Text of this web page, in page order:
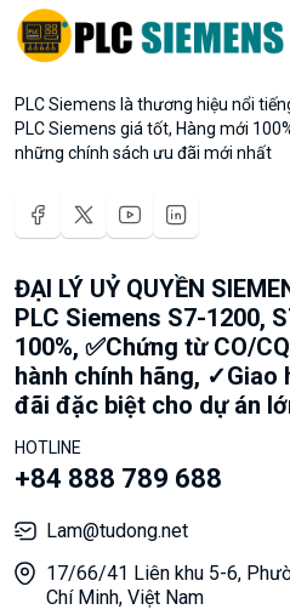
PLC Siemens là thương hiệu nổi
PLC Siemens giá tốt, Hàng mới
những chính sách ưu đãi mới nhất
ĐẠI LÝ UỶ QUYỀN
PLC Siemens S7-1200,
100%, ✅Chứng từ CO/
hành chính hãng,
đãi đặc biệt cho dự án
HOTLINE
+84 888 789 688
Lam@tudong.net
17/66/41 Liên khu 5-6,
Chí Minh, Việt Nam